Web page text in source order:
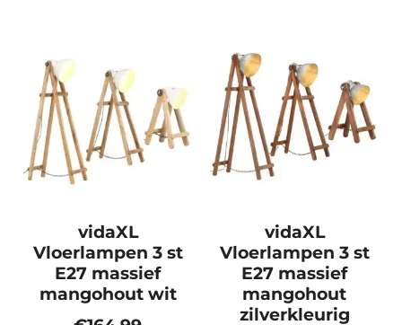
vidaXL
Vloerlampen 3 st
E27 massief
mangohout wit
vidaXL
Vloerlampen 3 st
E27 massief
mangohout
zilverkleurig